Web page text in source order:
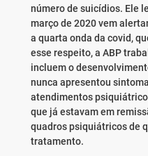
número de suicídios. Ele
março de 2020 vem
a quarta onda da covid,
esse respeito, a ABP
incluem o
nunca apresentou
atendimentos
que já estavam em
quadros psiquiátricos de
tratamento.